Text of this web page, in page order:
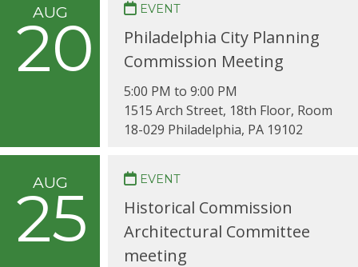
AUG
20
EVENT
Philadelphia City Planning
Commission Meeting
5:00 PM to 9:00 PM
1515 Arch Street, 18th Floor, Room
18-029 Philadelphia, PA 19102
AUG
25
EVENT
Historical Commission
Architectural Committee
meeting